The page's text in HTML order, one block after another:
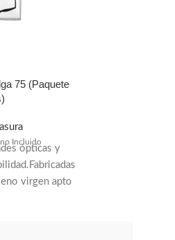
75 (Paquete
no Incluido
ópticas y
virgen apto